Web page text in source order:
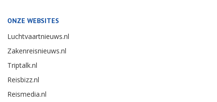
ONZE WEBSITES
Luchtvaartnieuws.nl
Zakenreisnieuws.nl
Triptalk.nl
Reisbizz.nl
Reismedia.nl